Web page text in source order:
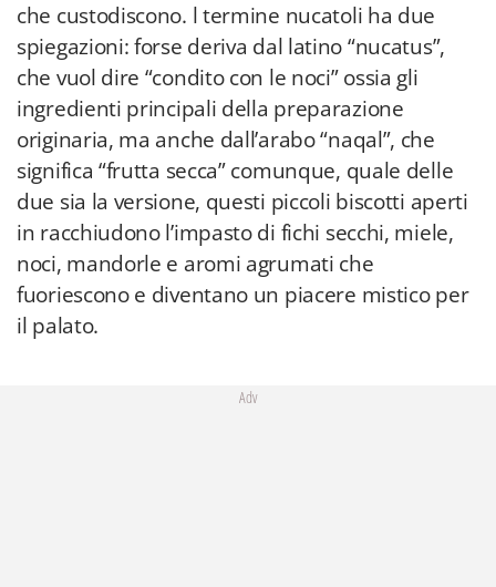
che custodiscono. l termine nucatoli ha due
spiegazioni: forse deriva dal latino “nucatus”,
che vuol dire “condito con le noci” ossia gli
ingredienti principali della preparazione
originaria, ma anche dall’arabo “naqal”, che
significa “frutta secca” comunque, quale delle
due sia la versione, questi piccoli biscotti aperti
in racchiudono l’impasto di fichi secchi, miele,
noci, mandorle e aromi agrumati che
fuoriescono e diventano un piacere mistico per
il palato.
Adv